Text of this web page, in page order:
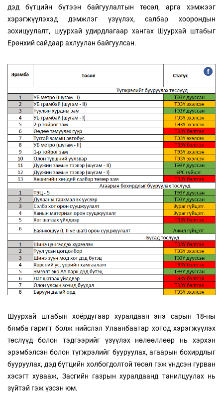
дэд бүтцийн бүтээн байгуулалтын төсөл, арга хэмжээг
хэрэгжүүлэхэд дэмжлэг үзүүлэх, салбар хоорондын
зохицуулалт, шуурхай удирдлагаар хангах Шуурхай штабыг
Ерөнхий сайдаар ахлуулан байгуулсан.
Шуурхай штабын хоёрдугаар хуралдаан энэ сарын 18-ны
бямба гаригт болж нийслэл Улаанбаатар хотод хэрэгжүүлэх
төслүүд болон тэдгээрийг үзүүлэх нөлөөллөөр нь хэрхэн
эрэмбэлсэн болон түгжрэлийг бууруулах, агаарын бохирдлыг
бууруулах, дэд бүтцийн холбогдолтой төсөл гэж үндсэн гурван
хэсэгт хувааж, Засгийн газрын хуралдаанд танилцуулах нь
зүйтэй гэж үзсэн юм.